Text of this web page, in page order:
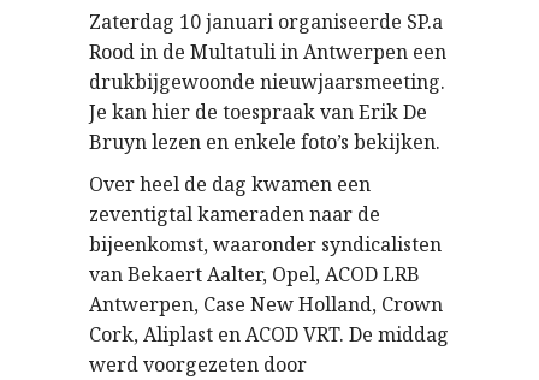
Zaterdag 10 januari organiseerde SP.a
Rood in de Multatuli in Antwerpen een
drukbijgewoonde nieuwjaarsmeeting.
Je kan hier de toespraak van Erik De
Bruyn lezen en enkele foto’s bekijken.
Over heel de dag kwamen een
zeventigtal kameraden naar de
bijeenkomst, waaronder syndicalisten
van Bekaert Aalter, Opel, ACOD LRB
Antwerpen, Case New Holland, Crown
Cork, Aliplast en ACOD VRT. De middag
werd voorgezeten door